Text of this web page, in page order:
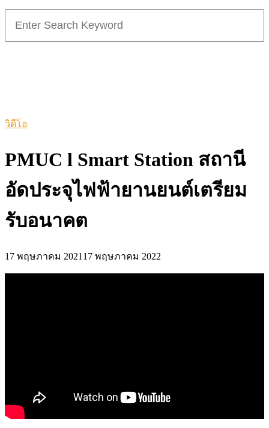
for:
วิดีโอ
PMUC l Smart Station สถานี
อัดประจุไฟฟ้ายานยนต์เตรียม
รับอนาคต
17 พฤษภาคม 2021 17 พฤษภาคม 2022